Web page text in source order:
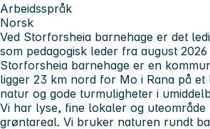
Arbeidsspråk
Norsk
Ved Storforsheia barnehage er det
som pedagogisk leder fra august 2026
Storforsheia barnehage er en
ligger 23 km nord for Mo i Rana på et
natur og gode turmuligheter i
Vi har lyse, fine lokaler og uteområde
grøntareal. Vi bruker naturen rundt